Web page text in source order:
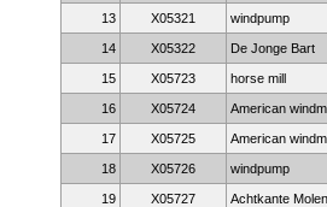
13 X05321 windpump
14 X05322 De Jonge Bart
15 X05723 horse mill
16 X05724 American
17 X05725 American
18 X05726 windpump
19 X05727 Achtkante Molen